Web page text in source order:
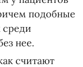
подобные
среди
нее.
считают